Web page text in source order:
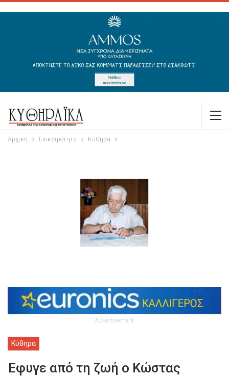
Αρχική Επικαιρότητα Κύθηρα
Advertisement
Κύθηρα
Έφυγε από τη ζωή ο Κώστας